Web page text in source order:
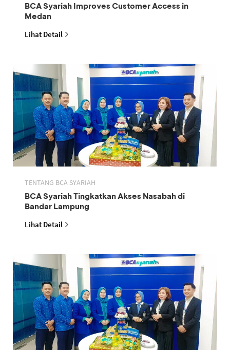
BCA Syariah Improves Customer Access in
Medan
Lihat Detail
TENTANG BCA SYARIAH
BCA Syariah Tingkatkan Akses Nasabah di
Bandar Lampung
Lihat Detail